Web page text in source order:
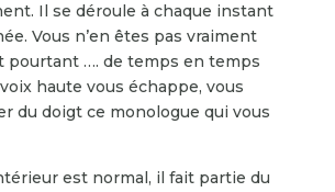
Il se déroule à chaque instant
Vous n’en êtes pas vraiment
pourtant …. de temps en temps
haute vous échappe, vous
du doigt ce monologue qui vous
est normal, il fait partie du